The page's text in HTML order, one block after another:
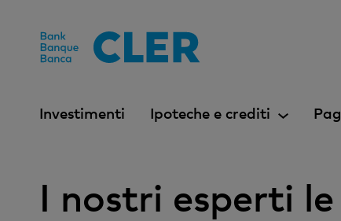
Investimenti Ipoteche e crediti
I nostri esperti